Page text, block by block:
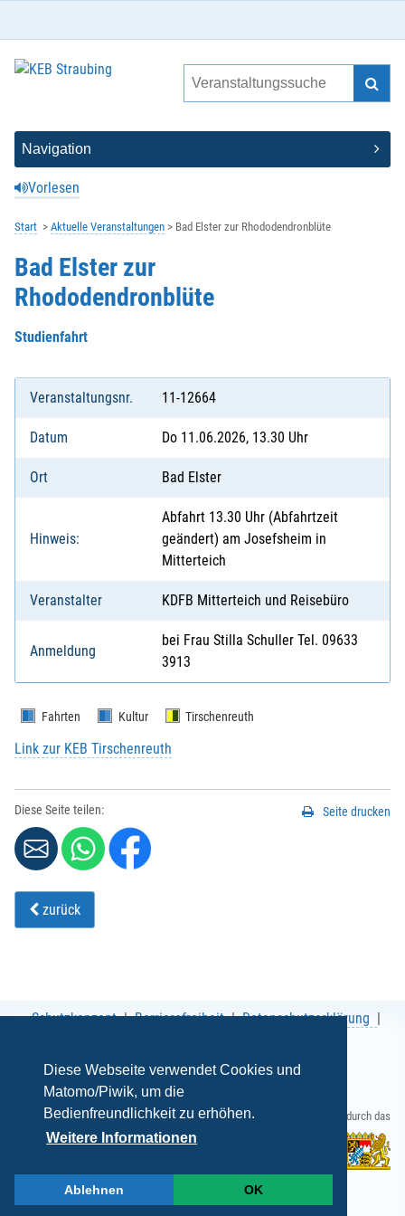
Diese Webseite verwendet Cookies und
Matomo/Piwik, um die
Bedienfreundlichkeit zu erhöhen.
Weitere Informationen
Ablehnen OK
Vorlesen
Start Aktuelle Veranstaltungen Bad Elster zur Rhododendronblüte
Bad Elster zur
Rhododendronblüte
Studienfahrt
Veranstaltungsnr. 11-12664
Datum Do 11.06.2026, 13.30 Uhr
Ort Bad Elster
Hinweis:
Abfahrt 13.30 Uhr (Abfahrtzeit
geändert) am Josefsheim in
Mitterteich
Veranstalter KDFB Mitterteich und Reisebüro
Anmeldung
bei Frau Stilla Schuller Tel. 09633
3913
Fahrten Kultur Tirschenreuth
Link zur KEB Tirschenreuth
Diese Seite teilen: Seite drucken
zurück
Schutzkonzept Barrierefreiheit
Datenschutzerklärung
Gefördert durch das